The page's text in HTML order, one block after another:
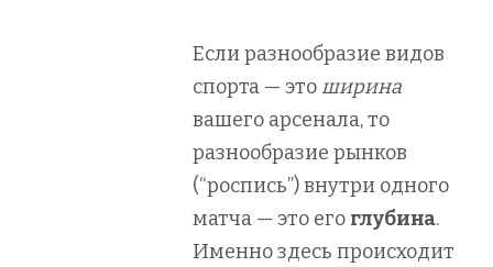
Если разнообразие видов
спорта — этоширина
вашего арсенала, то
разнообразие рынков
(“роспись”) внутри одного
матча — это его глубина.
Именно здесь происходит